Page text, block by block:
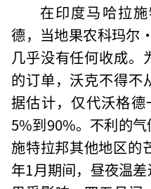
在印度马哈拉
德，当地果农科玛尔
几乎没有任何收成。
的订单，沃克不得不
据估计，仅代沃格
5%到90%。不利的
施特拉邦其他地区的
年1月期间，昼夜温